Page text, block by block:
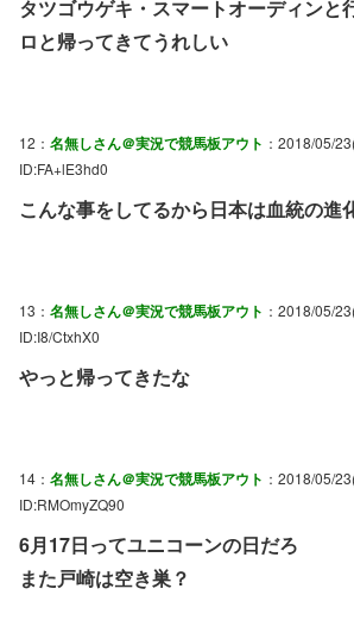
タツゴウゲキ・スマートオーディンと
ロと帰ってきてうれしい
12： 名無しさん＠実況で競馬板アウト ：2018/05/
ID:FA+lE3hd0
こんな事をしてるから日本は血統の進
13： 名無しさん＠実況で競馬板アウト ：2018/05/
ID:I8/CtxhX0
やっと帰ってきたな
14： 名無しさん＠実況で競馬板アウト ：2018/05/
ID:RMOmyZQ90
6月17日ってユニコーンの日だろ
また戸崎は空き巣？